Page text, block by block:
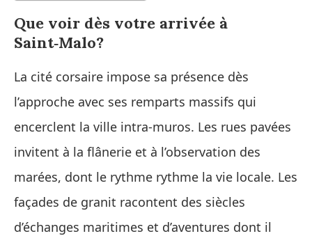
Que voir dès votre arrivée à
Saint‑Malo?
La cité corsaire impose sa présence dès
l’approche avec ses remparts massifs qui
encerclent la ville intra‑muros. Les rues pavées
invitent à la flânerie et à l’observation des
marées, dont le rythme rythme la vie locale. Les
façades de granit racontent des siècles
d’échanges maritimes et d’aventures dont il